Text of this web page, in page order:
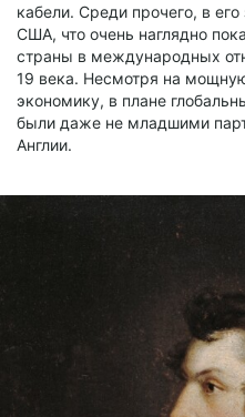
кабели. Среди прочего, в
США, что очень наглядно
страны в международных
19 века. Несмотря на
экономику, в плане
были даже не младшими
Англии.